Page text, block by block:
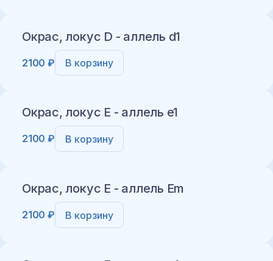
Окрас, локус D - аллель d1
2100 ₽ В корзину
Окрас, локус E - аллель e1
2100 ₽ В корзину
Окрас, локус E - аллель Em
2100 ₽ В корзину